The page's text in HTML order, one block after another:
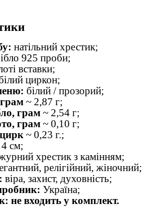
натільний хрестик;
925 проби;
вставки;
циркон;
білий / прозорий;
~ 2,87 г;
грам ~ 2,54 г;
грам ~ 0,10 г;
~ 0,23 г.;
4 см;
хрестик з камінням;
релігійний, жіночний;
віра, захист, духовність;
Україна;
не входить у комплект.